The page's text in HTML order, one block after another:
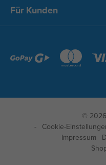
Für Kunden
©
Cookie-
Impressum